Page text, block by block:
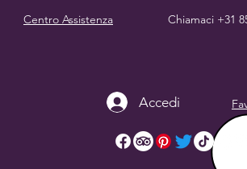
Centro Assistenza Chiamaci +31
Accedi